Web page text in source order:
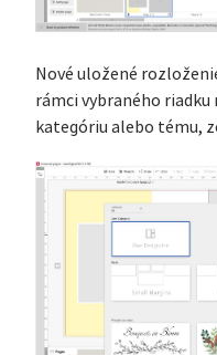
Nové uložené
rámci vybraného
kategóriu alebo tému,